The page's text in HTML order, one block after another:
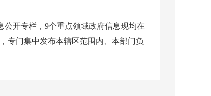
开专栏，9个重点领域政府信息现均在
专门集中发布本辖区范围内、本部门负